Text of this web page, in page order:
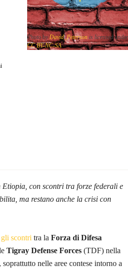
Photo byDavid_Petersonis licensed under
CC BY-NC-SA
Etiopia, con scontri tra forze federali e
ma restano anche la crisi con
scontri tra la Forza di Difesa
Tigray Defense Forces (TDF) nella
, soprattutto nelle aree contese intorno a